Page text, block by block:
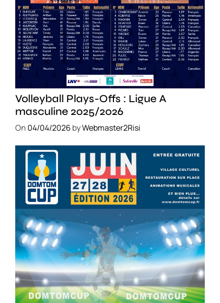
Volleyball Plays-Offs : Ligue A
masculine 2025/2026
On 04/04/2026 byWebmaster2Risi
SPORT COMPÉTITIONS FOOTBALL JEUNESSE & SPORTS
Foot : la DTC 2026 approche